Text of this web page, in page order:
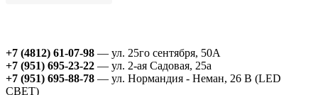
+7 (4812) 61-07-98 — ул. 25го сентября, 50А
+7 (951) 695-23-22 — ул. 2-ая Садовая, 25а
+7 (951) 695-88-78 — ул. Нормандия - Неман, 26 В (LED
СВЕТ)